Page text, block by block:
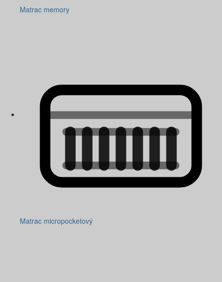
Matrac memory
Matrac micropocketový